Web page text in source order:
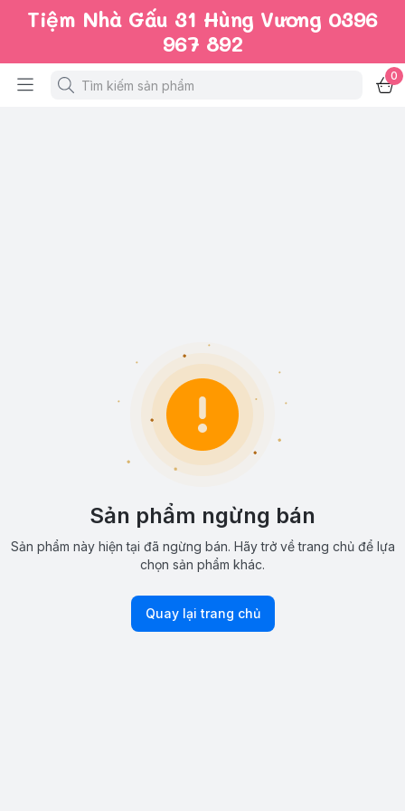
Tiệm Nhà Gấu 31 Hùng Vương 0396
967 892
0
Sản phẩm ngừng bán
Sản phẩm này hiện tại đã ngừng bán. Hãy trở về trang chủ để lựa
chọn sản phẩm khác.
Quay lại trang chủ